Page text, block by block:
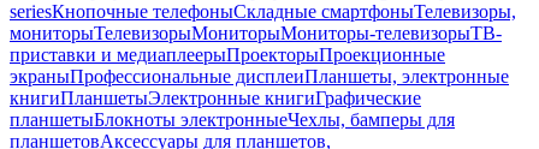
seriesКнопочные телефоныСкладные смартфоныТелевизоры,
мониторыТелевизорыМониторыМониторы-телевизорыТВ-
приставки и медиаплеерыПроекторыПроекционные
экраныПрофессиональные дисплеиПланшеты, электронные
книгиПланшетыЭлектронные книгиГрафические
планшетыБлокноты электронныеЧехлы, бамперы для
планшетовАксессуары для планшетов,